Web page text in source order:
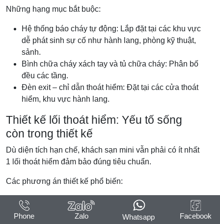
Những hạng mục bắt buộc:
Hệ thống báo cháy tự động: Lắp đặt tại các khu vực
dễ phát sinh sự cố như hành lang, phòng kỹ thuật,
sảnh.
Bình chữa cháy xách tay và tủ chữa cháy: Phân bố
đều các tầng.
Đèn exit – chỉ dẫn thoát hiểm: Đặt tại các cửa thoát
hiểm, khu vực hành lang.
Thiết kế lối thoát hiểm: Yếu tố sống
còn trong thiết kế
Dù diện tích hạn chế, khách sạn mini vẫn phải có ít nhất
1 lối thoát hiểm đảm bảo đúng tiêu chuẩn.
Các phương án thiết kế phổ biến:
Cầu thang thoát hiểm ngoài trời (ở mặt bên hoặc
sau nhà).
Phone Zalo Whatsapp Facebook